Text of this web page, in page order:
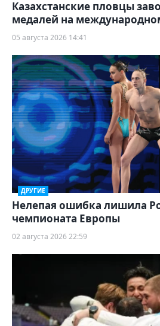
Казахстанские пловцы
медалей на
05 августа 2026 14:41
ДРУГИЕ
Нелепая ошибка лишила
чемпионата Европы
02 августа 2026 22:59